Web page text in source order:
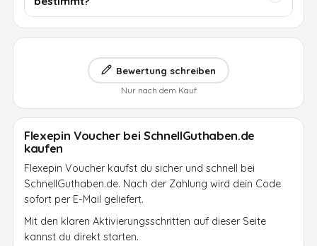
Bewertung schreiben
Nur nach dem Kauf
Flexepin Voucher bei SchnellGuthaben.de
kaufen
Flexepin Voucher kaufst du sicher und schnell bei
SchnellGuthaben.de. Nach der Zahlung wird dein Code
sofort per E-Mail geliefert.
Mit den klaren Aktivierungsschritten auf dieser Seite
kannst du direkt starten.